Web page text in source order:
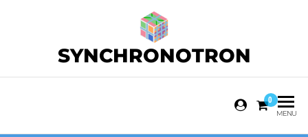
SYNCHRONOTRON
0
MENU